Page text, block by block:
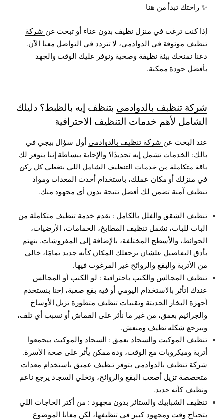
✨ راحتك تبدأ من هنا
إذا كنت ترغب في منزل نظيف بدون عناء أو تبحث عن شركة
تنظيف موثوقة في الدوادمي، لا تتردد في التواصل معنا الآن.
دعنا نمنحك بيئة نظيفة وصحية ونوفر عليك الوقت والجهد
بأفضل جودة ممكنة.
شركة تنظيف بالدوادمي بتنظف إيه بالظبط؟ دليلك
الشامل لأهم خدمات التنظيف الاحترافية
عند البحث عن شركة تنظيف بالدوادمي أول سؤال بيجي في
بالك: الخدمات تشمل إيه تحديدًا؟ والإجابة ببساطة إننا بنوفر لك
باقة متكاملة من خدمات التنظيف الشامل اللي بتغطي كل ركن
في منزلك أو مكان عملك، باستخدام أحدث المعدات ومواد
تنظيف آمنة تضمن لك أفضل نتيجة بدون أي مجهود منك.
تنظيف الشقق والفلل بالكامل : نقدم خدمة تنظيف متكاملة من
الباب للباب، تشمل تنظيف المطابخ، الحمامات، الأرضيات،
الحوائط، والأسطح المختلفة، بالإضافة إلى المفروشات. بنهتم
بأدق التفاصيل علشان نرجعلك المكان كأنه جديد تمامًا، خالي
من الأتربة والبقع والروائح غير المرغوب فيها.
تنظيف المجالس والكنب باحترافية : لو الكنب أو المجالس
عندك اتأثر بالاستخدام اليومي أو فيه بقع صعبة، إحنا بنستخدم
أجهزة البخار الحديثة وتقنيات تنظيف متطورة تزيل الأوساخ
والجراثيم بعمق، من غير ما نأثر على القماش أو نسبب أي تلف،
وبيرجع شكله نظيف ومنعش.
تنظيف الموكيت والسجاد بعمق : السجاد والموكيت بيجمعوا
أتربة وميكروبات مع الوقت، وده ممكن يأثر على صحة الأسرة.
شركة تنظيف بالدوادمي بتوفر تنظيف عميق باستخدام معدات
متخصصة تزيل أصعب البقع والروائح، وتخلي السجاد يرجع ناعم
ونظيف كأنه جديد.
تنظيف الشبابيك والستائر بدون مجهود : من أكتر الحاجات اللي
بتحتاج وقت ومجهود كبير في تنظيفها، لكن معانا الموضوع